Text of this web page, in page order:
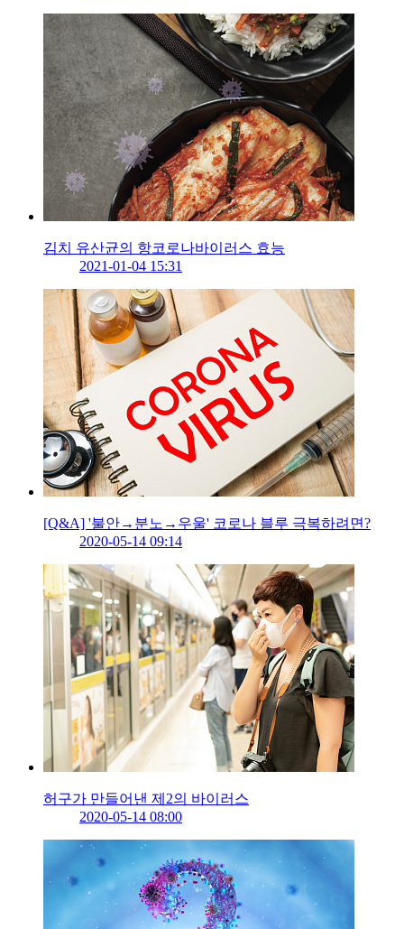
김치 유산균의 항코로나바이러스 효능
2021-01-04 15:31
[Q&A] '불안→분노→우울' 코로나 블루 극복하려면?
2020-05-14 09:14
허구가 만들어낸 제2의 바이러스
2020-05-14 08:00